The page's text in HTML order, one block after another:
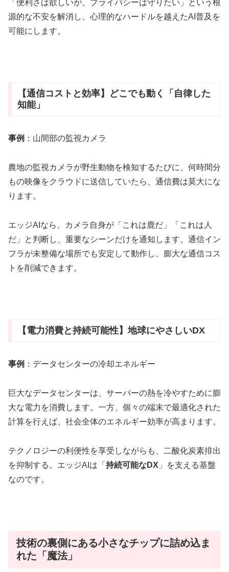
「便利さは欲しいが、プライバシーは守りたい」という根
源的な不安を解消し、心理的なハードルを越えたAI普及を
可能にします。
【通信コストと効率】どこでも動く「自律した
知能」
事例 ：山間部の監視カメラ
農地の監視カメラが野生動物を検知するたびに、何時間分
もの映像をクラウドに送信していたら、通信費は莫大にな
ります。
エッジAIなら、カメラ自身が「これは鹿だ」「これは人
だ」と判断し、重要なシーンだけを通知します。通信イン
フラが未整備な場所でも安定して動作し、膨大な通信コス
トを削減できます。
【電力消費と持続可能性】地球にやさしいDX
事例 ：データセンターの冷却エネルギー
巨大なデータセンターは、サーバーの熱を冷やすために膨
大な電力を消費します。一方、個々の端末で最適化された
計算を行えば、社会全体のエネルギー効率が高まります。
テクノロジーの利便性を享受しながらも、二酸化炭素排出
を抑制する。エッジAIは「 持続可能なDX 」を支える基盤
なのです。
技術の裏側にある小さなチップに詰め込ま
れた「魔法」